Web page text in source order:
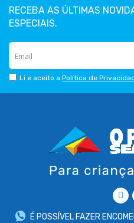
RECEBA AS ÚLTIMAS
ESPECIAIS.
Li e aceito a Política de
É POSSÍVEL FAZER